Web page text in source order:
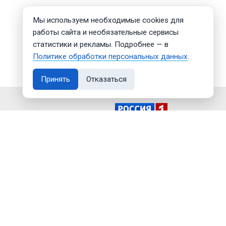
Мы используем необходимые cookies для
работы сайта и необязательные сервисы
статистики и рекламы. Подробнее — в
Политике обработки персональных данных.
Принять Отказаться